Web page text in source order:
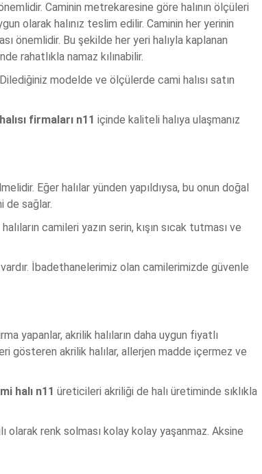
Caminin metrekaresine göre halının ölçüleri
olarak halınız teslim edilir. Caminin her yerinin
önemlidir. Bu şekilde her yeri halıyla kaplanan
rahatlıkla namaz kılınabilir.
modelde ve ölçülerde cami halısı satın
firmaları n11 içinde kaliteli halıya ulaşmanız
Eğer halılar yünden yapıldıysa, bu onun doğal
de sağlar.
camileri yazın serin, kışın sıcak tutması ve
İbadethanelerimiz olan camilerimizde güvenle
yapanlar, akrilik halıların daha uygun fiyatlı
gösteren akrilik halılar, allerjen madde içermez ve
halı n11 üreticileri akriliği de halı üretiminde sıklıkla
olarak renk solması kolay kolay yaşanmaz. Aksine